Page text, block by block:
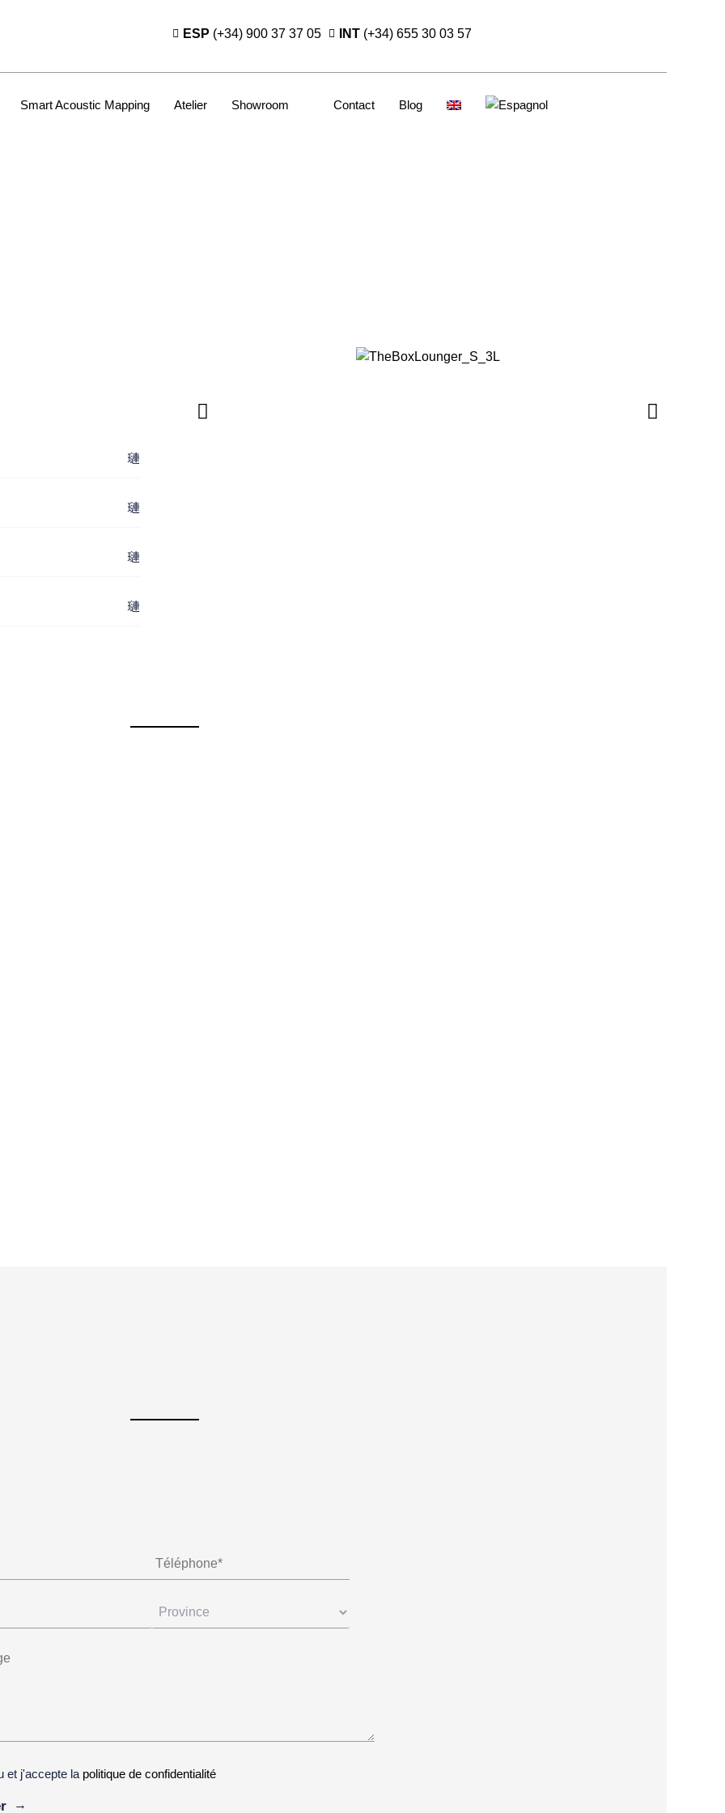
ESP (+34) 900 37 37 05 INT (+34) 655 30 03 57
Smart Acoustic Mapping Atelier Showroom Contact Blog
et j'accepte la politique de confidentialité